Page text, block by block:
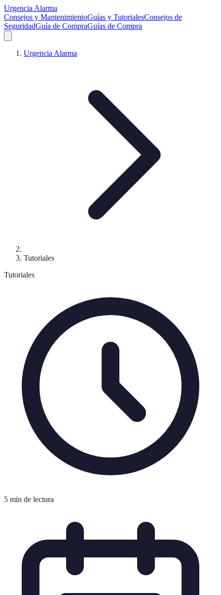
Urgencia Alarma
Consejos y MantenimientoGuías y TutorialesConsejos de
SeguridadGuía de CompraGuías de Compra
Urgencia Alarma
Tutoriales
Tutoriales
5 min de lectura